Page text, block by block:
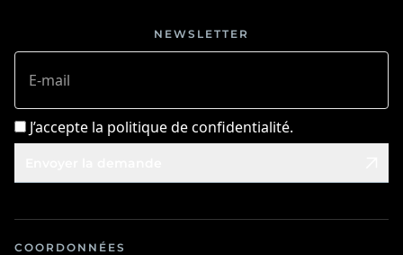
NEWSLETTER
E-mail
J’accepte la politique de confidentialité.
COORDONNÉES